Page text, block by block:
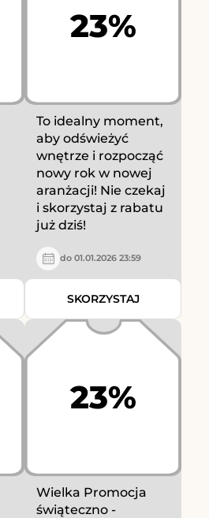
23%
To idealny moment,
aby odświeżyć
wnętrze i rozpocząć
nowy rok w nowej
aranżacji! Nie czekaj
i skorzystaj z rabatu
już dziś!
do 01.01.2026 23:59
SKORZYSTAJ
23%
Wielka Promocja
świąteczno -